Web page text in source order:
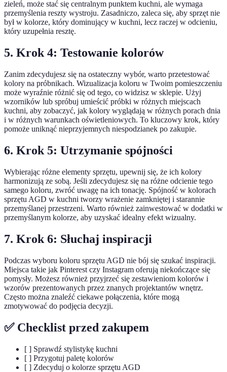
zieleń, może stać się centralnym punktem kuchni, ale wymaga
przemyślenia reszty wystroju. Zasadniczo, zaleca się, aby sprzęt nie
był w kolorze, który dominujący w kuchni, lecz raczej w odcieniu,
który uzupełnia resztę.
5. Krok 4: Testowanie kolorów
Zanim zdecydujesz się na ostateczny wybór, warto przetestować
kolory na próbnikach. Wizualizacja koloru w Twoim pomieszczeniu
może wyraźnie różnić się od tego, co widzisz w sklepie. Użyj
wzorników lub spróbuj umieścić próbki w różnych miejscach
kuchni, aby zobaczyć, jak kolory wyglądają w różnych porach dnia
i w różnych warunkach oświetleniowych. To kluczowy krok, który
pomoże uniknąć nieprzyjemnych niespodzianek po zakupie.
6. Krok 5: Utrzymanie spójności
Wybierając różne elementy sprzętu, upewnij się, że ich kolory
harmonizują ze sobą. Jeśli zdecydujesz się na różne odcienie tego
samego koloru, zwróć uwagę na ich tonację. Spójność w kolorach
sprzętu AGD w kuchni tworzy wrażenie zamkniętej i starannie
przemyślanej przestrzeni. Warto również zainwestować w dodatki w
przemyślanym kolorze, aby uzyskać idealny efekt wizualny.
7. Krok 6: Słuchaj inspiracji
Podczas wyboru koloru sprzętu AGD nie bój się szukać inspiracji.
Miejsca takie jak Pinterest czy Instagram oferują niekończące się
pomysły. Możesz również przyjrzeć się zestawieniom kolorów i
wzorów prezentowanych przez znanych projektantów wnętrz.
Często można znaleźć ciekawe połączenia, które mogą
zmotywować do podjęcia decyzji.
✅ Checklist przed zakupem
[ ] Sprawdź stylistykę kuchni
[ ] Przygotuj paletę kolorów
[ ] Zdecyduj o kolorze sprzętu AGD